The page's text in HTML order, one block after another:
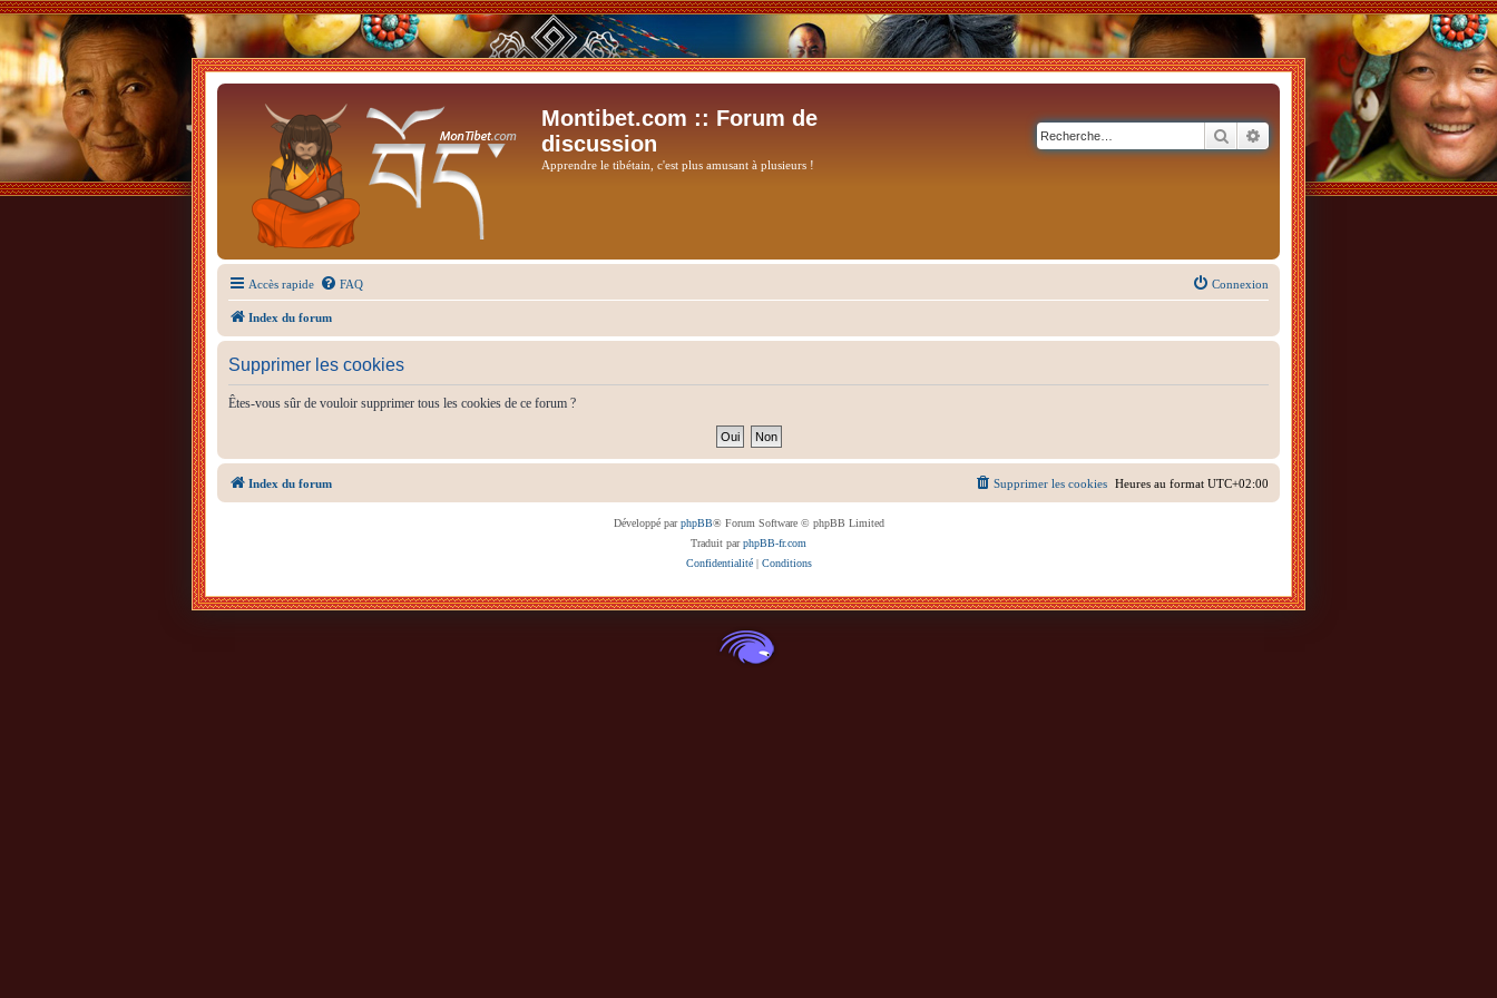
Montibet.com :: Forum de
discussion
Apprendre le tibétain, c'est plus amusant à plusieurs !
RechercherRecherche avancée
Accès rapide FAQ Connexion
Index du forum
Supprimer les cookies
Êtes-vous sûr de vouloir supprimer tous les cookies de ce forum ?
Index du forum Heures au format UTC+02:00
Supprimer les cookies
Développé parphpBB® Forum Software © phpBB Limited
Traduit parphpBB-fr.com
Confidentialité| Conditions